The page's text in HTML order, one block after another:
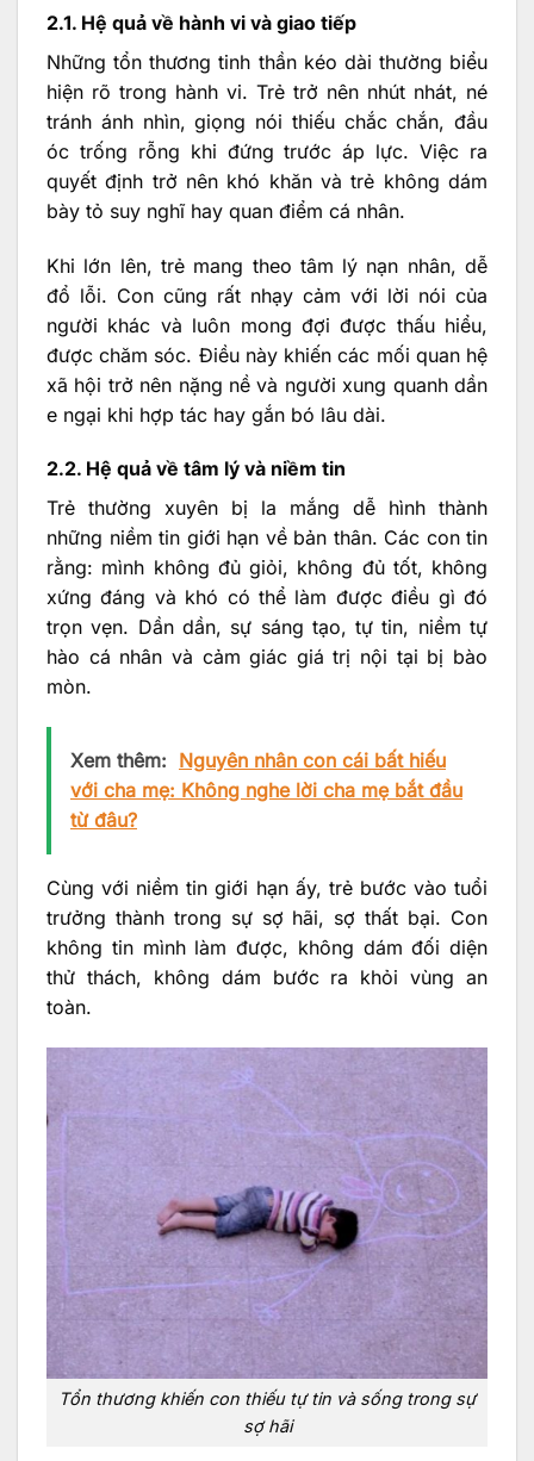
2.1. Hệ quả về hành vi và giao tiếp
Những tổn thương tinh thần kéo dài thường biểu
hiện rõ trong hành vi. Trẻ trở nên nhút nhát, né
tránh ánh nhìn, giọng nói thiếu chắc chắn, đầu
óc trống rỗng khi đứng trước áp lực. Việc ra
quyết định trở nên khó khăn và trẻ không dám
bày tỏ suy nghĩ hay quan điểm cá nhân.
Khi lớn lên, trẻ mang theo tâm lý nạn nhân, dễ
đổ lỗi. Con cũng rất nhạy cảm với lời nói của
người khác và luôn mong đợi được thấu hiểu,
được chăm sóc. Điều này khiến các mối quan hệ
xã hội trở nên nặng nề và người xung quanh dần
e ngại khi hợp tác hay gắn bó lâu dài.
2.2. Hệ quả về tâm lý và niềm tin
Trẻ thường xuyên bị la mắng dễ hình thành
những niềm tin giới hạn về bản thân. Các con tin
rằng: mình không đủ giỏi, không đủ tốt, không
xứng đáng và khó có thể làm được điều gì đó
trọn vẹn. Dần dần, sự sáng tạo, tự tin, niềm tự
hào cá nhân và cảm giác giá trị nội tại bị bào
mòn.
Xem thêm: Nguyên nhân con cái bất hiếu
với cha mẹ: Không nghe lời cha mẹ bắt đầu
từ đâu?
Cùng với niềm tin giới hạn ấy, trẻ bước vào tuổi
trưởng thành trong sự sợ hãi, sợ thất bại. Con
không tin mình làm được, không dám đối diện
thử thách, không dám bước ra khỏi vùng an
toàn.
Tổn thương khiến con thiếu tự tin và sống trong sự
sợ hãi